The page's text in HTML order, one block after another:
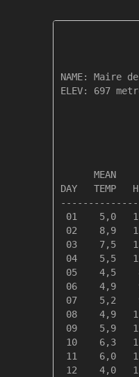
NAME:
ELEV: 697
MEAN
DAY   TEMP
01    5,0
02    8,9
03    7,5
04    5,5
05    4,5
06    4,9
07    5,2
08    4,9
09    5,9
10    6,3
11    6,0
12    4,0